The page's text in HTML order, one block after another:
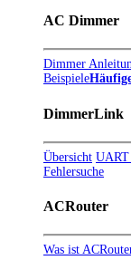
AC Dimmer
Dimmer
Beispiele
DimmerLink
Übersicht
Fehlersuche
ACRouter
Was ist